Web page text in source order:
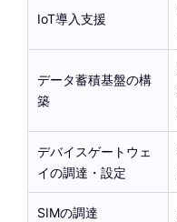
IoT導入支援
データ蓄積基盤の構
築
デバイスゲートウェ
イの調達・設定
SIMの調達